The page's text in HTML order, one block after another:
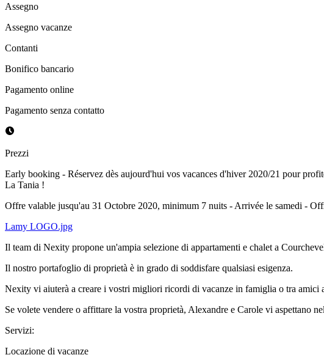
Assegno
Assegno vacanze
Contanti
Bonifico bancario
Pagamento online
Pagamento senza contatto
Prezzi
Early booking - Réservez dès aujourd'hui vos vacances d'hiver 2020/21 pour
La Tania !
Offre valable jusqu'au 31 Octobre 2020, minimum 7 nuits - Arrivée le samedi -
Lamy LOGO.jpg
Il team di Nexity propone un'ampia selezione di appartamenti e chalet a
Il nostro portafoglio di proprietà è in grado di soddisfare qualsiasi esigenza.
Nexity vi aiuterà a creare i vostri migliori ricordi di vacanze in famiglia o tra amici
Se volete vendere o affittare la vostra proprietà, Alexandre e Carole vi aspettano
Servizi:
Locazione di vacanze